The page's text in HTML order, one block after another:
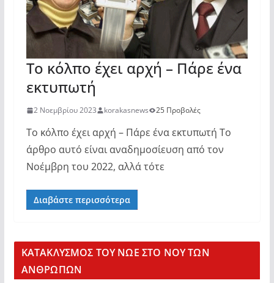
Το κόλπο έχει αρχή – Πάρε ένα
εκτυπωτή
2 Νοεμβρίου 2023 korakasnews 25 Προβολές
Το κόλπο έχει αρχή – Πάρε ένα εκτυπωτή Το
άρθρο αυτό είναι αναδημοσίευση από τον
Νοέμβρη του 2022, αλλά τότε
Διαβάστε περισσότερα
KΑΤΑΚΛΥΣΜΟΣ ΤΟΥ ΝΩΕ ΣΤΟ ΝΟΥ ΤΩΝ
ΑΝΘΡΩΠΩΝ